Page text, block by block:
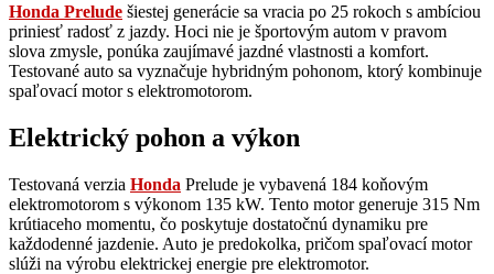
Honda Prelude šiestej generácie sa vracia po 25 rokoch s ambíciou
priniesť radosť z jazdy. Hoci nie je športovým autom v pravom
slova zmysle, ponúka zaujímavé jazdné vlastnosti a komfort.
Testované auto sa vyznačuje hybridným pohonom, ktorý kombinuje
spaľovací motor s elektromotorom.
Elektrický pohon a výkon
Testovaná verzia Honda Prelude je vybavená 184 koňovým
elektromotorom s výkonom 135 kW. Tento motor generuje 315 Nm
krútiaceho momentu, čo poskytuje dostatočnú dynamiku pre
každodenné jazdenie. Auto je predokolka, pričom spaľovací motor
slúži na výrobu elektrickej energie pre elektromotor.